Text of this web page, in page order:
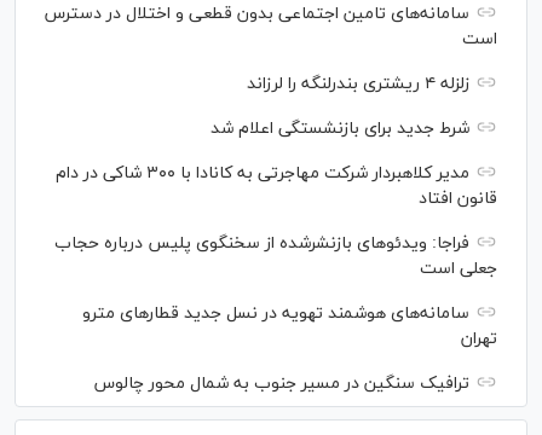
سامانه‌های تامین اجتماعی بدون قطعی و اختلال در دسترس
است
زلزله ۴ ریشتری بندرلنگه را لرزاند
شرط جدید برای بازنشستگی اعلام شد
مدیر کلاهبردار شرکت مهاجرتی به کانادا با ۳۰۰ شاکی در دام
قانون افتاد
فراجا: ویدئو‌های بازنشرشده از سخنگوی پلیس درباره حجاب
جعلی است
سامانه‌های هوشمند تهویه در نسل جدید قطار‌های مترو
تهران
ترافیک سنگین در مسیر جنوب به شمال محور چالوس